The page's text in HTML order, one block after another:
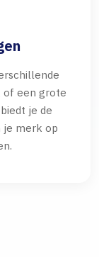
of een grote
je de
je merk op